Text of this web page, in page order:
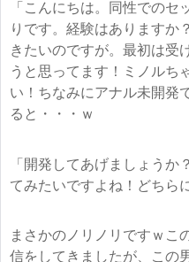
「こんにちは。同性でのセ
りです。経験はありますか
きたいのですが。最初は受
うと思ってます！ミノルち
い！ちなみにアナル未開発
ると・・・ｗ
「開発してあげましょうか
てみたいですよね！どちら
まさかのノリノリですｗこ
信をしてきましたが、この